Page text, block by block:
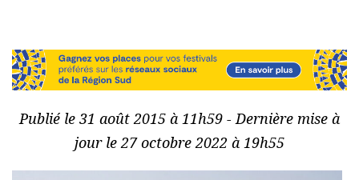
Publié le 31 août 2015 à 11h59 - Dernière mise à
jour le 27 octobre 2022 à 19h55